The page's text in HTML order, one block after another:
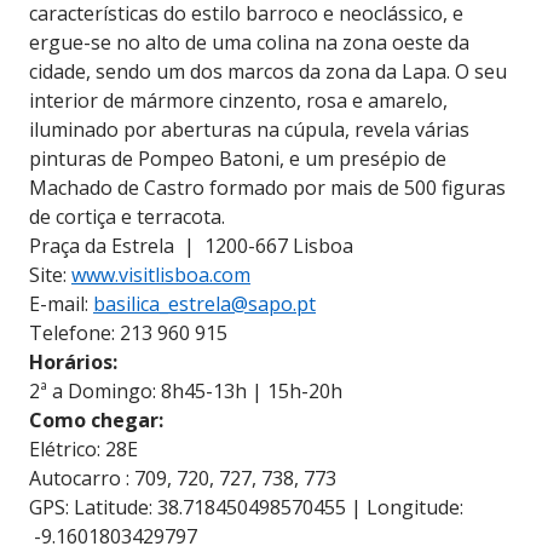
características do estilo barroco e neoclássico, e
ergue-se no alto de uma colina na zona oeste da
cidade, sendo um dos marcos da zona da Lapa. O seu
interior de mármore cinzento, rosa e amarelo,
iluminado por aberturas na cúpula, revela várias
pinturas de Pompeo Batoni, e um presépio de
Machado de Castro formado por mais de 500 figuras
de cortiça e terracota.
Praça da Estrela | 1200-667 Lisboa
Site: www.visitlisboa.com
E-mail: basilica_estrela@sapo.pt
Telefone: 213 960 915
Horários:
2ª a Domingo: 8h45-13h | 15h-20h
Como chegar:
Elétrico: 28E
Autocarro : 709, 720, 727, 738, 773
GPS: Latitude: 38.718450498570455 | Longitude:
-9.1601803429797